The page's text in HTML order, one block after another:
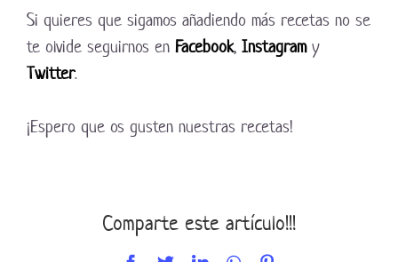
Si quieres que sigamos añadiendo más recetas no se
te olvide seguirnos en Facebook, Instagramy
Twitter.
¡Espero que os gusten nuestras recetas!
Comparte este artículo!!!